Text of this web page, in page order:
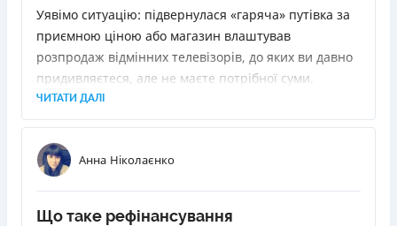
Уявімо ситуацію: підвернулася «гаряча» путівка за
приємною ціною або магазин влаштував
розпродаж відмінних телевізорів, до яких ви давно
придивляєтеся, але не маєте потрібної суми.
Позичити у друзів або родичів не вдається. Як бути?
Звернутися до банку з проханням про кредит. Але
вони бувають різні. Ми розповімо, як вибрати
найліпший.
ЧИТАТИ ДАЛІ
Анна Ніколаєнко
Що таке рефінансування